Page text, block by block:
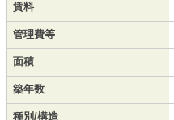
賃料
管理費等
面積
築年数
種別/構造